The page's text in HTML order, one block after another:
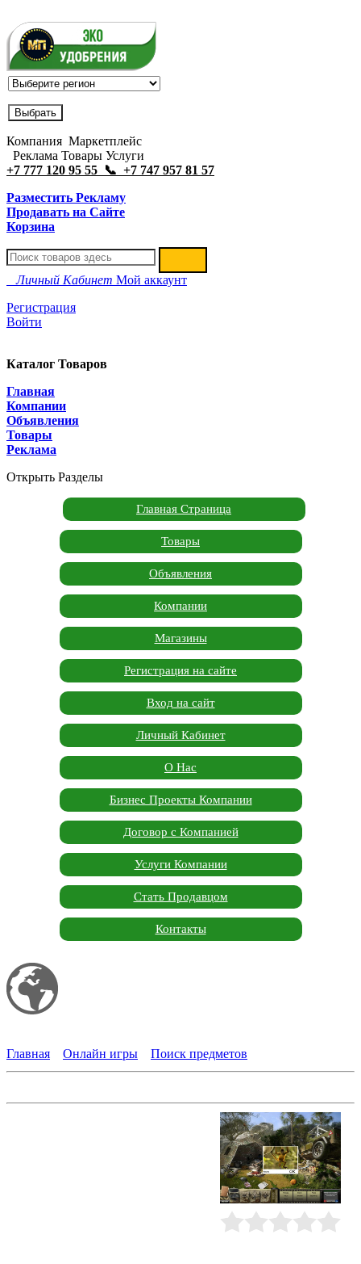
Компания Маркетплейс
Реклама Товары Услуги
+7 777 120 95 55 📞 +7 747 957 81 57
Разместить Рекламу
Продавать на Сайте
Корзина
Личный Кабинет Мой аккаунт
Регистрация
Войти
Каталог Товаров
Главная
Компании
Объявления
Товары
Реклама
Открыть Разделы
Главная Страница
Товары
Объявления
Компании
Магазины
Регистрация на сайте
Вход на сайт
Личный Кабинет
О Нас
Бизнес Проекты Компании
Договор с Компанией
Услуги Компании
Стать Продавцом
Контакты
Главная
Онлайн игры Поиск предметов